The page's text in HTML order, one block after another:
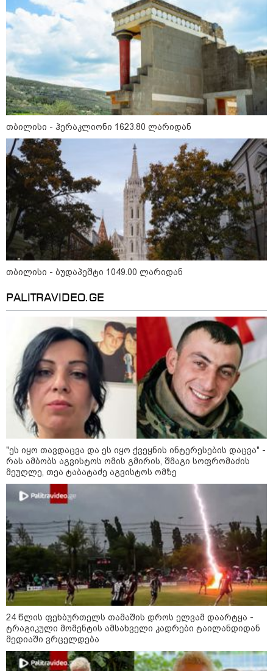
11:36 / 08-08-2026
წელიწადნახევარში საქართველოში 164
ადამიანი დაიკარგა - 57 პირს ამ დრომდე
ეძებენ
17:32 / 09-08-2026
კიდევ ერთ დაკარგულს ოჯახი
10 წელია ეძებს - რას ამბობს 26
წლის ახალაგაზრდის დედა?
17:12 / 09-08-2026
უნცია ოქრო დღიურად 101
დოლარით გაძვირდა - რა ღირს
გრამი საქართველოში?
ქუთაისში, ბრალდებული
დაზარალებულის ბინაში შეიჭრა
და შეეცადა ოქროს
სამკაულების დაუფლებას -
დეტალებს პროკურატურა
ასაჯაროებს
16:06 / 09-08-2026
"ტრაგედიამდე ალექსანდრე
გაბაშვილი ChatGPT-ის აწვდის
ინფორმაციებს და ეუბნება:
გათიშავს თუ არა პიროვნებას,
გითხარი" - გიგა ავალიანის
დედა
თბილისი - ჰერაკლიონი 1623.80 ლარიდან
თბილისი - ბუდაპეშტი 1049.00 ლარიდან
PALITRAVIDEO.GE
"ეს იყო თავდაცვა და ეს იყო ქვეყნის ინტერესების დაცვა" -
რას ამბობს აგვისტოს ომის გმირის, შმაგი სოფრომაძის
მეუღლე, თეა ტაბატაძე აგვისტოს ომზე
24 წლის ფეხბურთელს თამაშის დროს ელვამ დაარტყა -
ტრაგიკული მომენტის ამსახველი კადრები ტაილანდიდან
მედიაში ვრცელდება